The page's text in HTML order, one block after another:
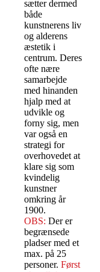
sætter dermed
både
kunstnerens liv
og alderens
æstetik i
centrum. Deres
ofte nære
samarbejde
med hinanden
hjalp med at
udvikle og
forny sig, men
var også en
strategi for
overhovedet at
klare sig som
kvindelig
kunstner
omkring år
1900.
OBS: Der er
begrænsede
pladser med et
max. på 25
personer. Først